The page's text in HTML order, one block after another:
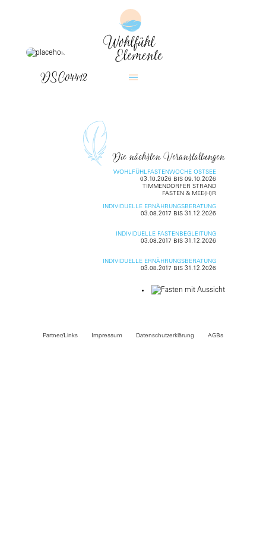
DSC04412
Die nächsten Veranstaltungen
WOHLFÜHLFASTENWOCHE OSTSEE
03.10.2026 BIS 09.10.2026
TIMMENDORFER STRAND
FASTEN & MEE(H)R
INDIVIDUELLE ERNÄHRUNGSBERATUNG
03.08.2017 BIS 31.12.2026
INDIVIDUELLE FASTENBEGLEITUNG
03.08.2017 BIS 31.12.2026
INDIVIDUELLE ERNÄHRUNGSBERATUNG
03.08.2017 BIS 31.12.2026
Partner/Links Impressum Datenschutzerklärung AGBs